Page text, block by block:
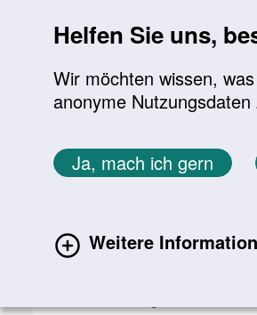
Helfen Sie uns,
Wir möchten wissen,
anonyme
Ja, mach ich gern
Weitere
Sie befinden sich hier:
Startseite Aktuelles
Aktuelle Meldungen